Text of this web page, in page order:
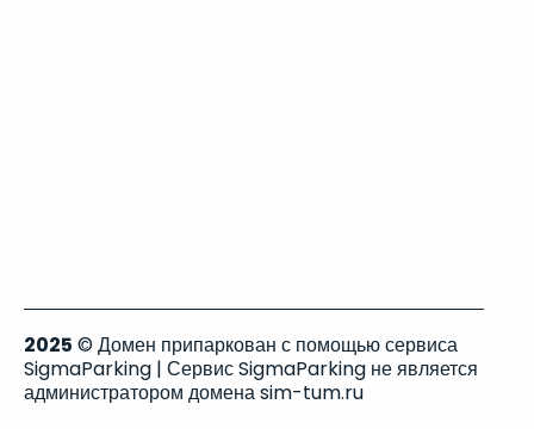
2025 © Домен припаркован с помощью сервиса
SigmaParking | Сервис SigmaParking не является
администратором домена sim-tum.ru